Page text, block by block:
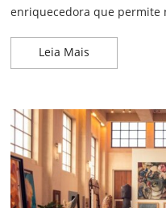
enriquecedora que permite
Leia Mais